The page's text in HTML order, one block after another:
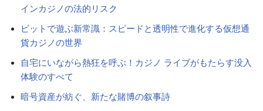
インカジノの法的リスク
ビットで遊ぶ新常識：スピードと透明性で進化する仮想通
貨カジノの世界
自宅にいながら熱狂を呼ぶ！カジノ ライブがもたらす没入
体験のすべて
暗号資産が紡ぐ、新たな賭博の叙事詩